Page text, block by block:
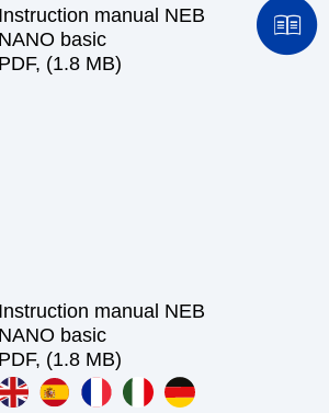
manual NEB
basic
(1.8 MB)
manual NEB
basic
(1.8 MB)